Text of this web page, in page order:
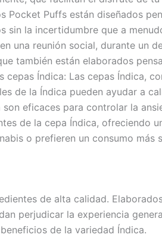
Puffs están diseñados
sin la incertidumbre que a
una reunión social, durante un
también están elaborados
Índica: Las cepas Índica,
de la Índica pueden ayudar a
eficaces para controlar la
de la cepa Índica, ofreciendo
o prefieren un consumo más
de alta calidad.
perjudicar la experiencia
de la variedad Índica.